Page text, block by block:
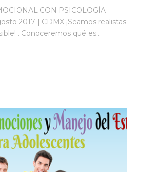
CON PSICOLOGÍA
2017 | CDMX ¡Seamos realistas
. Conoceremos qué es...